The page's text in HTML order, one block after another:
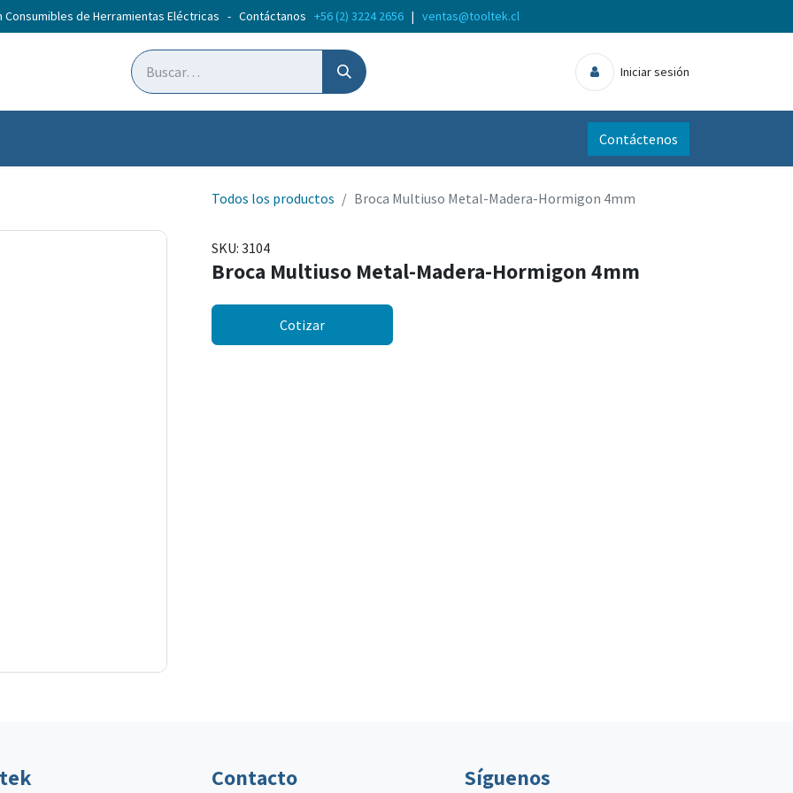
Consumibles de Herramientas Eléctricas - Contáctanos +56 (2) 3224 2656 | ventas@tooltek.cl
Iniciar sesión
Contáctenos
Todos los productos Broca Multiuso Metal-Madera-Hormigon 4mm
SKU: 3104
Broca Multiuso Metal-Madera-Hormigon 4mm
Cotizar
Contacto Síguenos